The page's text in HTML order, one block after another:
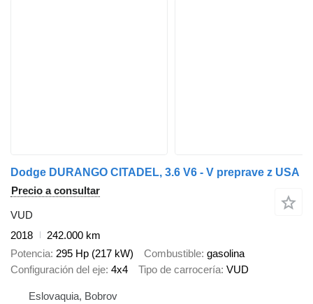
Dodge DURANGO CITADEL, 3.6 V6 - V preprave z USA
Precio a consultar
VUD
2018
242.000 km
Potencia 295 Hp (217 kW) Combustible gasolina
Configuración del eje 4x4 Tipo de carrocería VUD
Eslovaquia, Bobrov